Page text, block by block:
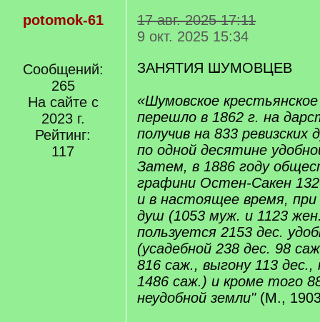
potomok-61
Сообщений:
265
На сайте с
2023 г.
Рейтинг:
117
17 авг. 2025 17:11
9 окт. 2025 15:34
ЗАНЯТИЯ ШУМОВЦЕВ
«Шумовское
перешло в 1862 г. на
получив на 833 ревизских
по одной десятине
Затем, в 1886 году
графини Остен-Сакен
и в настоящее время, при
душ (1053 муж. и 1123
пользуется 2153 дес.
(усадебной 238 дес. 98
816 саж., выгону 113 дес.,
1486 саж.) и кроме того
неудобной земли" (М.,